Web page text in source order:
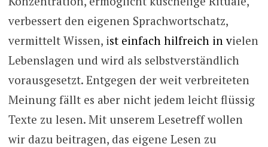
verbessert den eigenen Sprachwortschatz,
vermittelt Wissen, ist einfach hilfreich in vielen
Lebenslagen und wird als selbstverständlich
vorausgesetzt. Entgegen der weit verbreiteten
Meinung fällt es aber nicht jedem leicht flüssig
Texte zu lesen. Mit unserem Lesetreff wollen
wir dazu beitragen, das eigene Lesen zu